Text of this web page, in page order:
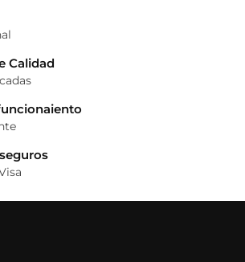
Calidad